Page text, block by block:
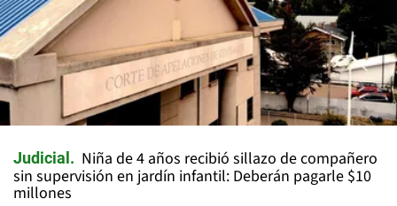
Judicial
Niña de 4 años recibió sillazo de compañero
sin supervisión en jardín infantil: Deberán pagarle $10
millones